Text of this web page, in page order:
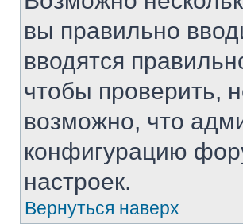
вы правильно
вводятся
чтобы проверить,
возможно, что
конфигурацию
настроек.
Вернуться наверх